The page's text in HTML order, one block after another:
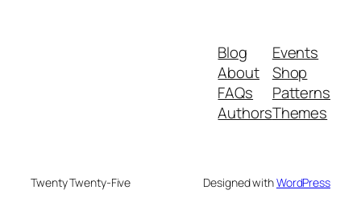
Blog
About
FAQs
Authors
Events
Shop
Patterns
Themes
Twenty Twenty-Five Designed withWordPress